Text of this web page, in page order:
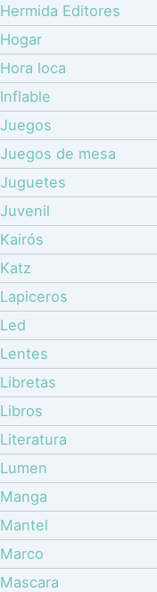
Hermida Editores
Hogar
Hora loca
Inflable
Juegos
Juegos de mesa
Juguetes
Juvenil
Kairós
Katz
Lapiceros
Led
Lentes
Libretas
Libros
Literatura
Lumen
Manga
Mantel
Marco
Mascara